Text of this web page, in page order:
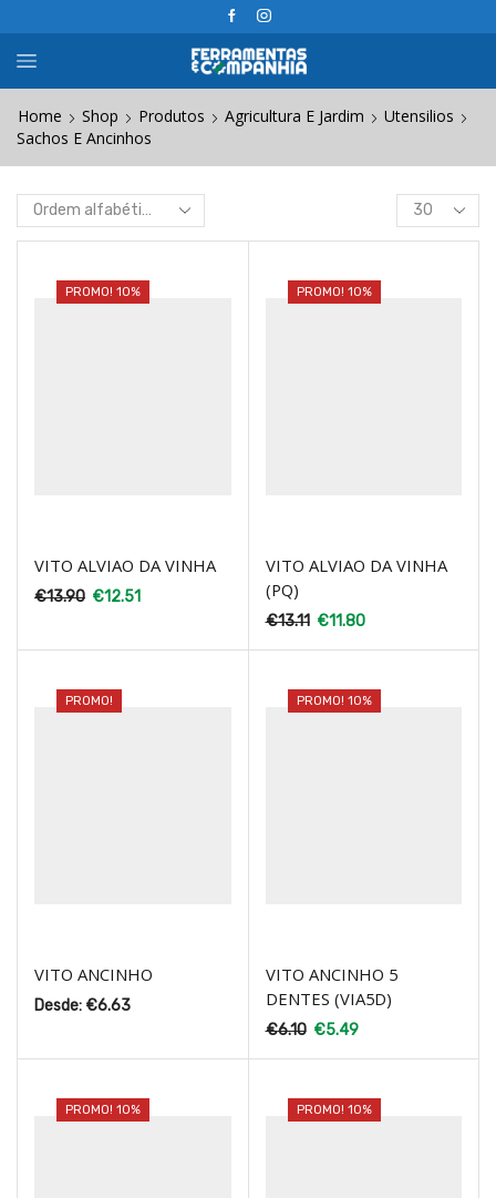
Home Shop Produtos Agricultura E Jardim
Utensilios
Sachos E Ancinhos
Products
per
PROMO! 10%
VITO ALVIAO DA VINHA
€13.90 €12.51
PROMO! 10%
VITO ALVIAO DA VINHA
(PQ)
€13.11 €11.80
PROMO!
VITO ANCINHO
Desde: €6.63
PROMO! 10%
VITO ANCINHO 5
DENTES (VIA5D)
€6.10 €5.49
PROMO! 10% PROMO! 10%